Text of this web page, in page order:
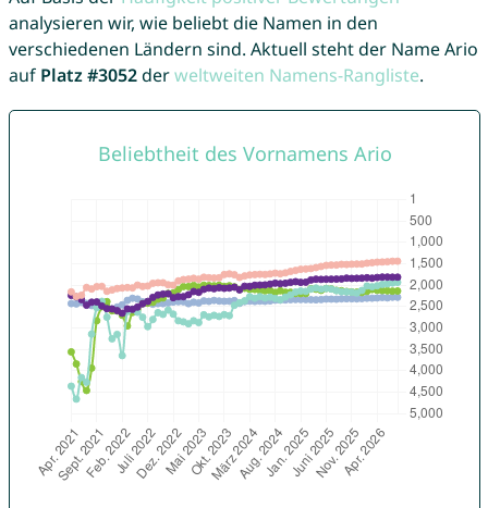
analysieren wir, wie beliebt die Namen in den
verschiedenen Ländern sind. Aktuell steht der Name Ario
auf Platz #3052derweltweiten Namens-Rangliste.